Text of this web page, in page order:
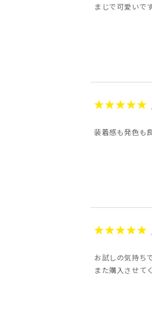
まじで可愛いで
装着感も発色も
お試しの気持ち
また購入させて